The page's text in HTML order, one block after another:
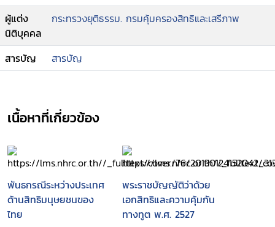
ผู้แต่ง
นิติบุคคล
กระทรวงยุติธรรม. กรมคุ้มครองสิทธิและเสรีภาพ
สารบัญ สารบัญ
เนื้อหาที่เกี่ยวข้อง
พันธกรณีระหว่างประเทศ
ด้านสิทธิมนุษยชนของ
ไทย
พระราชบัญญัติว่าด้วย
เอกสิทธิและความคุ้มกัน
ทางทูต พ.ศ. 2527